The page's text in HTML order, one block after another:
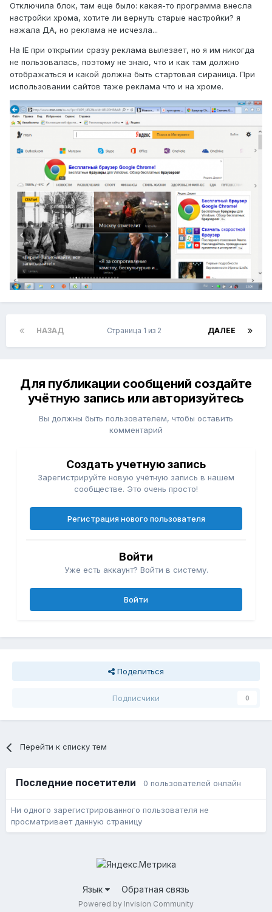
Отключила блок, там еще было: какая-то программа внесла
настройки хрома, хотите ли вернуть старые настройки? я
нажала ДА, но реклама не исчезла...
На IE при открытии сразу реклама вылезает, но я им никогда
не пользовалась, поэтому не знаю, что и как там должно
отображаться и какой должна быть стартовая сираница. При
использовании сайтов таже реклама что и на хроме.
НАЗАД ДАЛЕЕ
Страница 1 из 2
Для публикации сообщений создайте
учётную запись или авторизуйтесь
Вы должны быть пользователем, чтобы оставить
комментарий
Создать учетную запись
Зарегистрируйте новую учётную запись в нашем
сообществе. Это очень просто!
Регистрация нового пользователя
Войти
Уже есть аккаунт? Войти в систему.
Войти
Поделиться
Подписчики 0
Перейти к списку тем
Последние посетители 0 пользователей онлайн
Ни одного зарегистрированного пользователя не
просматривает данную страницу
Язык Обратная связь
Powered by Invision Community